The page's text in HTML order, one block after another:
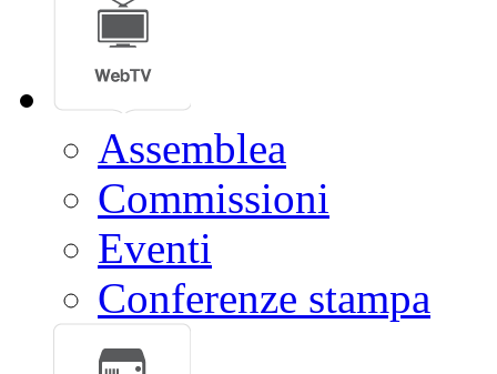
Assemblea
Commissioni
Eventi
Conferenze stampa